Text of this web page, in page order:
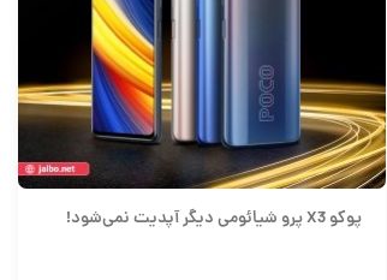
پوکو X3 پرو شیائومی دیگر آپدیت نمی‌شود!